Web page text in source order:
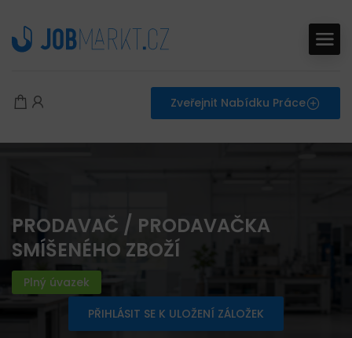
Zveřejnit Nabídku Práce
PRODAVAČ / PRODAVAČKA
SMÍŠENÉHO ZBOŽÍ
Plný úvazek
PŘIHLÁSIT SE K ULOŽENÍ ZÁLOŽEK